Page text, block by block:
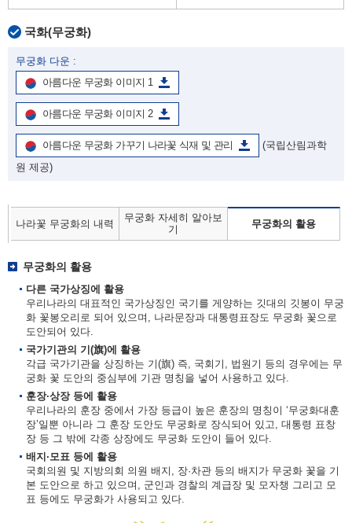
국화(무궁화)
무궁화 다운 :
아름다운 무궁화 이미지 1
아름다운 무궁화 이미지 2
아름다운 무궁화 가꾸기 나라꽃 식재 및 관리
(국립산림과학
원 제공)
나라꽃 무궁화의 내력
무궁화 자세히 알아보
기
무궁화의 활용
무궁화의 활용
다른 국가상징에 활용
우리나라의 대표적인 국가상징인 국기를 게양하는 깃대의 깃봉이 무궁
화 꽃봉오리로 되어 있으며, 나라문장과 대통령표장도 무궁화 꽃으로
도안되어 있다.
국가기관의 기(旗)에 활용
각급 국가기관을 상징하는 기(旗) 즉, 국회기, 법원기 등의 경우에는 무
궁화 꽃 도안의 중심부에 기관 명칭을 넣어 사용하고 있다.
훈장·상장 등에 활용
우리나라의 훈장 중에서 가장 등급이 높은 훈장의 명칭이 ‘무궁화대훈
장’일뿐 아니라 그 훈장 도안도 무궁화로 장식되어 있고, 대통령 표창
장 등 그 밖에 각종 상장에도 무궁화 도안이 들어 있다.
배지·모표 등에 활용
국회의원 및 지방의회 의원 배지, 장·차관 등의 배지가 무궁화 꽃을 기
본 도안으로 하고 있으며, 군인과 경찰의 계급장 및 모자챙 그리고 모
표 등에도 무궁화가 사용되고 있다.